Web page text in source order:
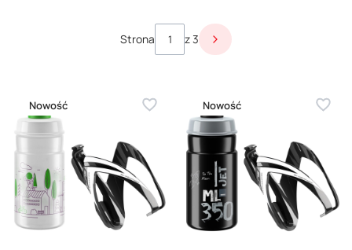
Lista produktówStrona z 3 Następne produkty
Nowość Nowość